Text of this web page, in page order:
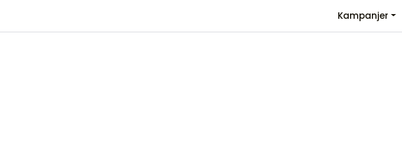
KontaktinformasjonKampanjer